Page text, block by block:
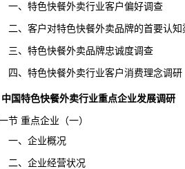
色快餐外卖行业客户偏好调查
户对特色快餐外卖品牌的首要认知
色快餐外卖品牌忠诚度调查
色快餐外卖行业客户消费理念调研
国特色快餐外卖行业重点企业发展调研
重点企业（一）
企业概况
企业经营状况